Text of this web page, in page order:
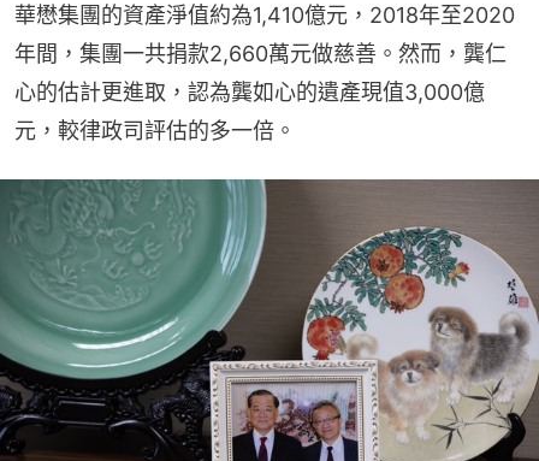
華懋集團的資產淨值約為1,410億元，2018年至2020
年間，集團一共捐款2,660萬元做慈善。然而，龔仁
心的估計更進取，認為龔如心的遺產現值3,000億
元，較律政司評估的多一倍。